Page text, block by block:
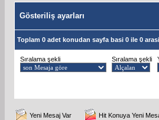
Gösteriliş ayarları
Toplam 0 adet konudan sayfa basi 0 ile 0
Sıralama şekli Sıralama şekli
Yeni Mesaj Var Hit Konuya Yeni